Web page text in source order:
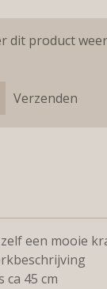
dit product
Verzenden
een mooie
ca 45 cm